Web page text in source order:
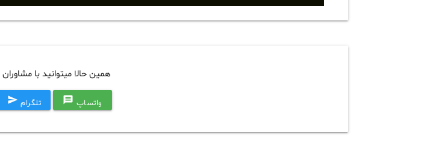
همین حالا میتوانید با
واتساپ message تلگرام send